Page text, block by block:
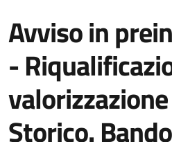
Avviso in
-
Storico.